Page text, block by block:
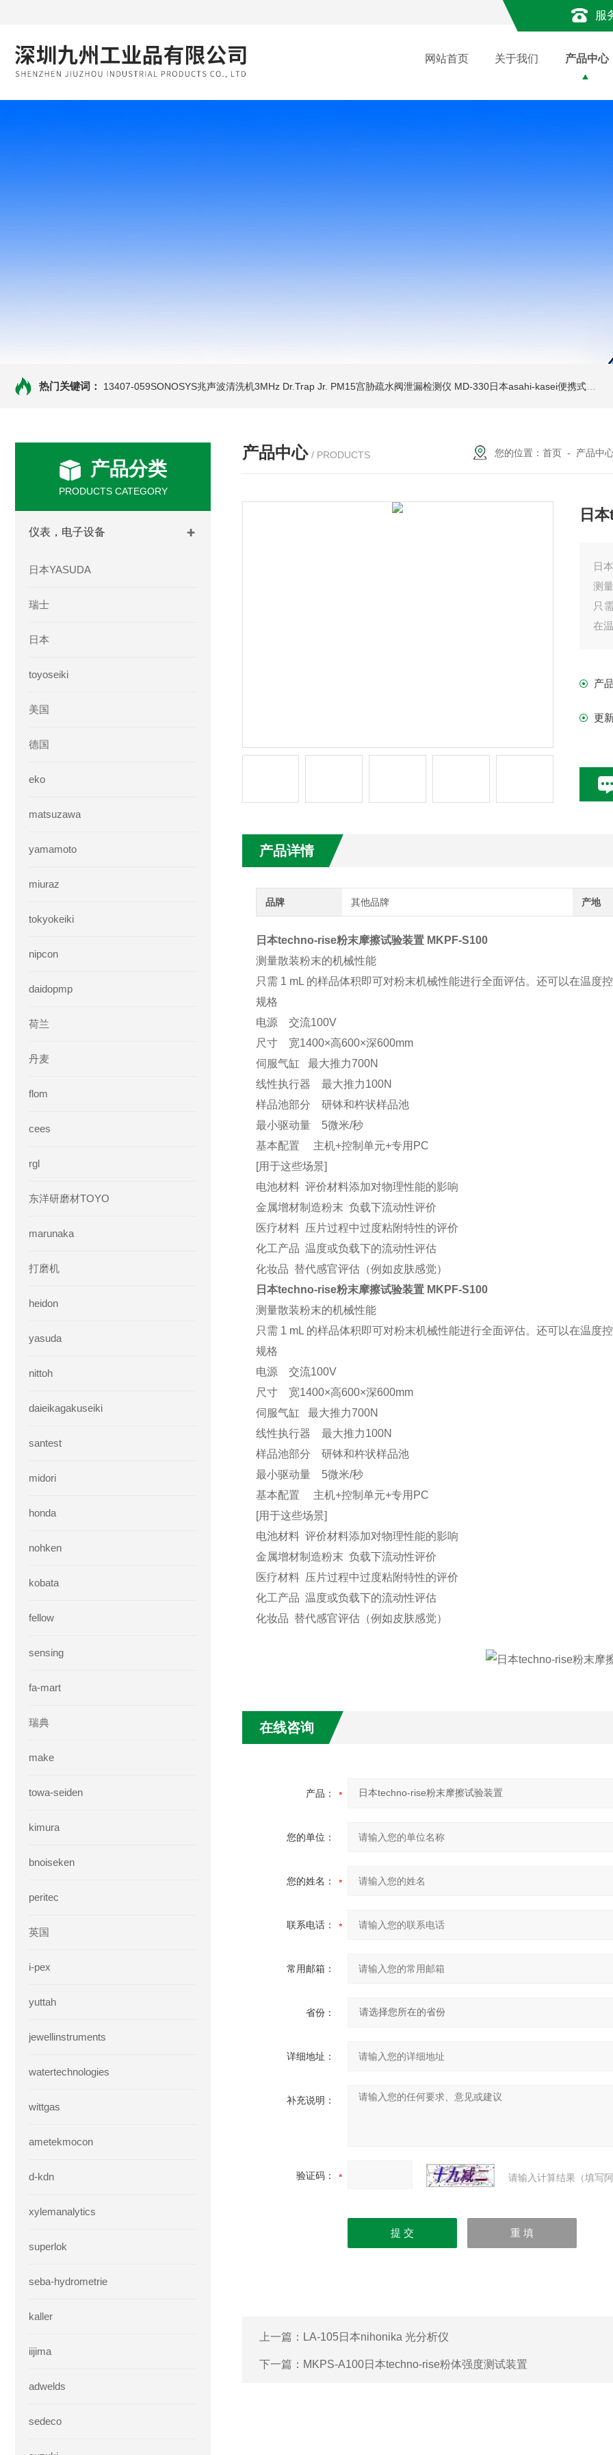
服
网站首页 关于我们 产品中心
热门关键词： 13407-059SONOSYS兆声波清洗机3MHz Dr.Trap Jr. PM15宫胁疏水阀泄漏检测仪 MD-330日本asahi-kasei便携式振动诊断装置
产品分类
PRODUCTS CATEGORY
仪表，电子设备
日本YASUDA
瑞士
日本
toyoseiki
美国
德国
eko
matsuzawa
yamamoto
miuraz
tokyokeiki
nipcon
daidopmp
荷兰
丹麦
flom
cees
rgl
东洋研磨材TOYO
marunaka
打磨机
heidon
yasuda
nittoh
daieikagakuseiki
santest
midori
honda
nohken
kobata
fellow
sensing
fa-mart
瑞典
make
towa-seiden
kimura
bnoiseken
peritec
英国
i-pex
yuttah
jewellinstruments
watertechnologies
wittgas
ametekmocon
d-kdn
xylemanalytics
superlok
seba-hydrometrie
kaller
iijima
adwelds
sedeco
产品中心 / PRODUCTS 您的位置：首页 - 产品中
日
日
测
只
在
金
化
产
更
产品详情
品牌 其他品牌 产地
日本techno-rise粉末摩擦试验装置MKPF-S100
测量散装粉末的机械性能
只需 1 mL 的样品体积即可对粉末机械性能进行全面评估。还可以在温度
规格
电源 交流100V
尺寸 宽1400×高600×深600mm
伺服气缸 最大推力700N
线性执行器 最大推力100N
样品池部分 研钵和杵状样品池
最小驱动量 5微米/秒
基本配置 主机+控制单元+专用PC
[用于这些场景]
电池材料 评价材料添加对物理性能的影响
金属增材制造粉末 负载下流动性评价
医疗材料 压片过程中过度粘附特性的评价
化工产品 温度或负载下的流动性评估
化妆品 替代感官评估（例如皮肤感觉）
日本techno-rise粉末摩擦试验装置MKPF-S100
测量散装粉末的机械性能
只需 1 mL 的样品体积即可对粉末机械性能进行全面评估。还可以在温度
规格
电源 交流100V
尺寸 宽1400×高600×深600mm
伺服气缸 最大推力700N
线性执行器 最大推力100N
样品池部分 研钵和杵状样品池
最小驱动量 5微米/秒
基本配置 主机+控制单元+专用PC
[用于这些场景]
电池材料 评价材料添加对物理性能的影响
金属增材制造粉末 负载下流动性评价
医疗材料 压片过程中过度粘附特性的评价
化工产品 温度或负载下的流动性评估
化妆品 替代感官评估（例如皮肤感觉）
在线咨询
产品：
您的单位：
您的姓名：
联系电话：
常用邮箱：
省份：
详细地址：
补充说明：
验证码： 请输入计算结果（填写
上一篇： LA-105日本nihonika 光分析仪
下一篇： MKPS-A100日本techno-rise粉体强度测试装置